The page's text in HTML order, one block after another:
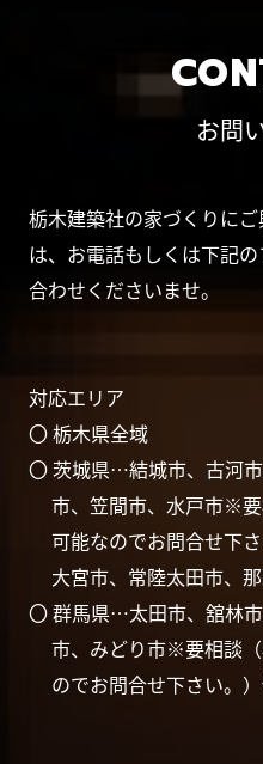
お問
栃木建築社の家づくりに
は、お電話もしくは下記
合わせくださいませ。
対応エリア
〇 栃木県全域
〇 茨城県…結城市、古河
市、笠間市、水戸市※
可能なのでお問合せ下
大宮市、常陸太田市、
〇 群馬県…太田市、舘林
市、みどり市※要相談
のでお問合せ下さい。